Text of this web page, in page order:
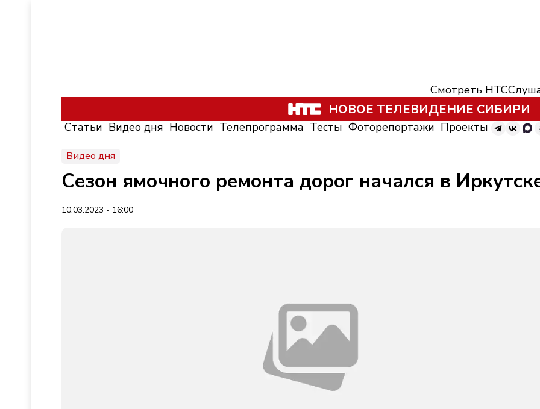
Смотреть НТС
НОВОЕ ТЕЛЕВИДЕНИЕ СИБИРИ
Статьи Видео дня Новости Телепрограмма Тесты Фоторепортажи Проекты
Видео дня
Сезон ямочного ремонта дорог начался в
10.03.2023 - 16:00